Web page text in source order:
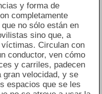
y forma de
completamente
no sólo están en
sino que, a
Circulan con
conductor, ven cómo
y carriles, padecen
gran velocidad, y se
espacios que se les